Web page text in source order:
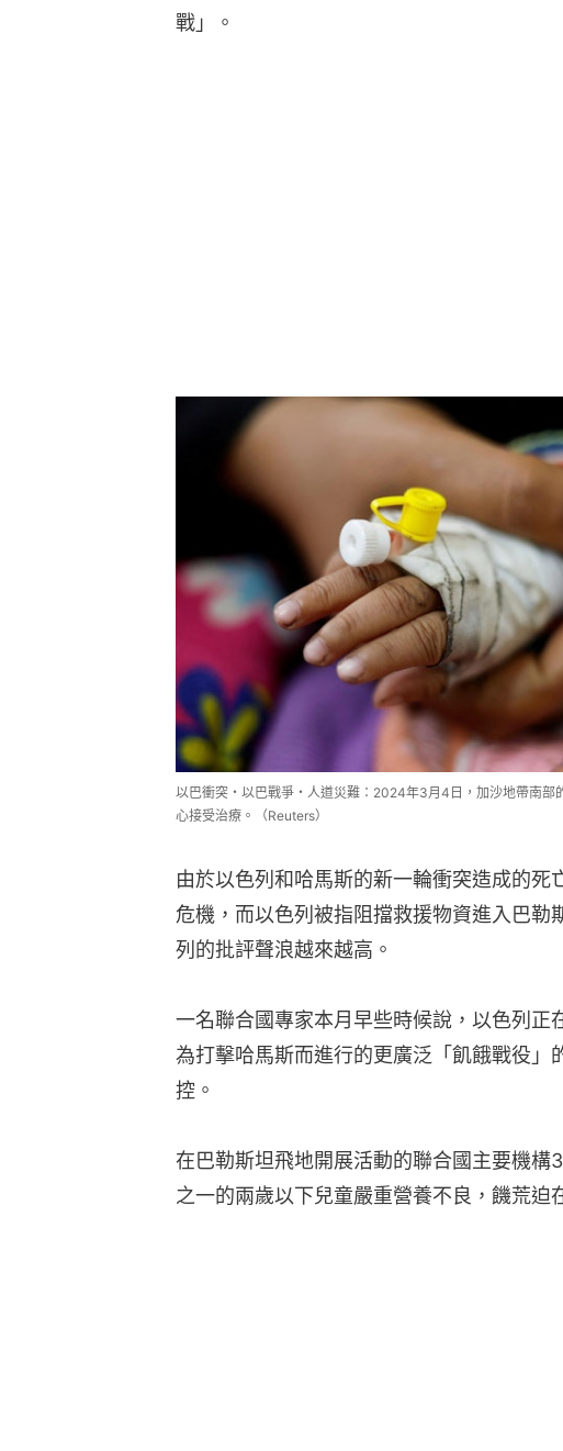
戰」。
以巴衝突・以巴戰爭・人道災難：2024年3月4日，加沙地帶南部
心接受治療。（Reuters）
由於以色列和哈馬斯的新一輪衝突造成的死
危機，而以色列被指阻擋救援物資進入巴勒
列的批評聲浪越來越高。
一名聯合國專家本月早些時候說，以色列正
為打擊哈馬斯而進行的更廣泛「飢餓戰役」
控。
在巴勒斯坦飛地開展活動的聯合國主要機構
之一的兩歲以下兒童嚴重營養不良，饑荒迫